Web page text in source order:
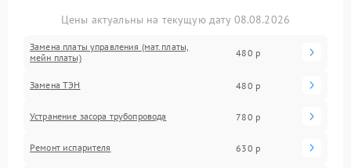
Цены актуальны на текущую дату 08.08.2026
Замена платы управления (мат.платы,
мейн платы)
480 р
Замена ТЭН 480 р
Устранение засора трубопровода 780 р
Ремонт испарителя 630 р